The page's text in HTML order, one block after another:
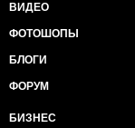
ВИДЕО
ФОТОШОПЫ
БЛОГИ
ФОРУМ
БИЗНЕС